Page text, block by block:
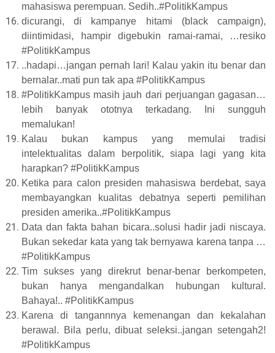
mahasiswa perempuan. Sedih..#PolitikKampus
dicurangi, di kampanye hitami (black campaign),
diintimidasi, hampir digebukin ramai-ramai, …resiko
#PolitikKampus
..hadapi…jangan pernah lari! Kalau yakin itu benar dan
bernalar..mati pun tak apa #PolitikKampus
#PolitikKampus masih jauh dari perjuangan gagasan…
lebih banyak ototnya terkadang. Ini sungguh
memalukan!
Kalau bukan kampus yang memulai tradisi
intelektualitas dalam berpolitik, siapa lagi yang kita
harapkan? #PolitikKampus
Ketika para calon presiden mahasiswa berdebat, saya
membayangkan kualitas debatnya seperti pemilihan
presiden amerika..#PolitikKampus
Data dan fakta bahan bicara..solusi hadir jadi niscaya.
Bukan sekedar kata yang tak bernyawa karena tanpa …
#PolitikKampus
Tim sukses yang direkrut benar-benar berkompeten,
bukan hanya mengandalkan hubungan kultural.
Bahaya!.. #PolitikKampus
Karena di tangannnya kemenangan dan kekalahan
berawal. Bila perlu, dibuat seleksi..jangan setengah2!
#PolitikKampus